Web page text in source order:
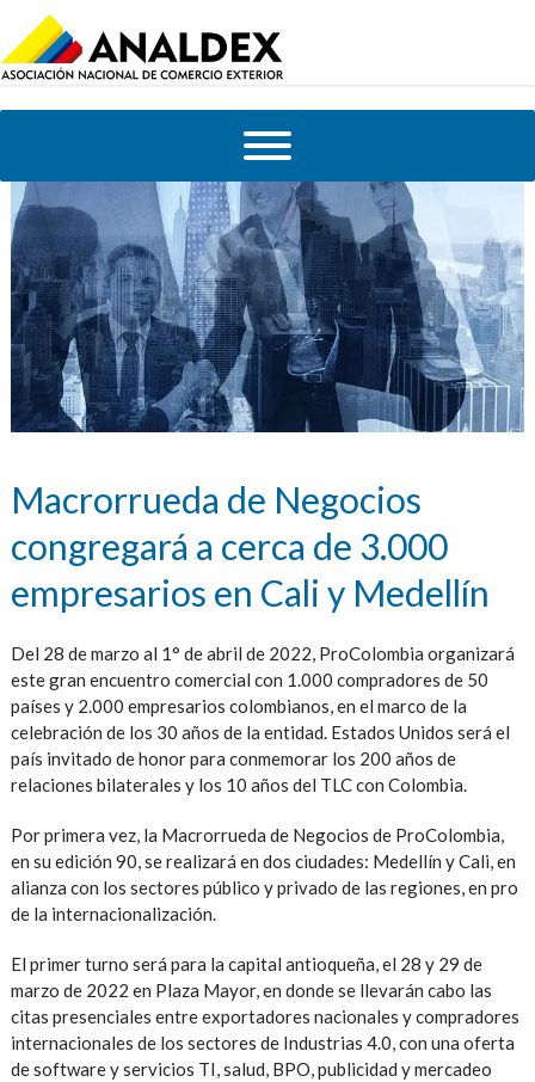
Macrorrueda de Negocios
congregará a cerca de 3.000
empresarios en Cali y Medellín
Del 28 de marzo al 1° de abril de 2022, ProColombia organizará
este gran encuentro comercial con 1.000 compradores de 50
países y 2.000 empresarios colombianos, en el marco de la
celebración de los 30 años de la entidad. Estados Unidos será el
país invitado de honor para conmemorar los 200 años de
relaciones bilaterales y los 10 años del TLC con Colombia.
Por primera vez, la Macrorrueda de Negocios de ProColombia,
en su edición 90, se realizará en dos ciudades: Medellín y Cali, en
alianza con los sectores público y privado de las regiones, en pro
de la internacionalización.
El primer turno será para la capital antioqueña, el 28 y 29 de
marzo de 2022 en Plaza Mayor, en donde se llevarán cabo las
citas presenciales entre exportadores nacionales y compradores
internacionales de los sectores de Industrias 4.0, con una oferta
de software y servicios TI, salud, BPO, publicidad y mercadeo